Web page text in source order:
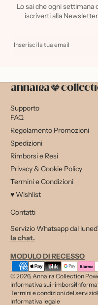
Lo sai che ogni settimana
iscriverti alla
Inserisci la tua email
Supporto
FAQ
Regolamento Promozioni
Spedizioni
Rimborsi e Resi
Privacy & Cookie Policy
Termini e Condizioni
♥ Wishlist
Contatti
Servizio Whatsapp dal
la chat.
MODULO DI RECESSO
Metodi di pagamento
© 2026,Annaira Collection
Informativa sui rimborsi
Termini e condizioni del servizio
Informativa legale